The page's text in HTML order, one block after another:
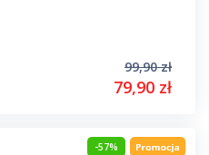
99,90 zł
79,90 zł
-57%